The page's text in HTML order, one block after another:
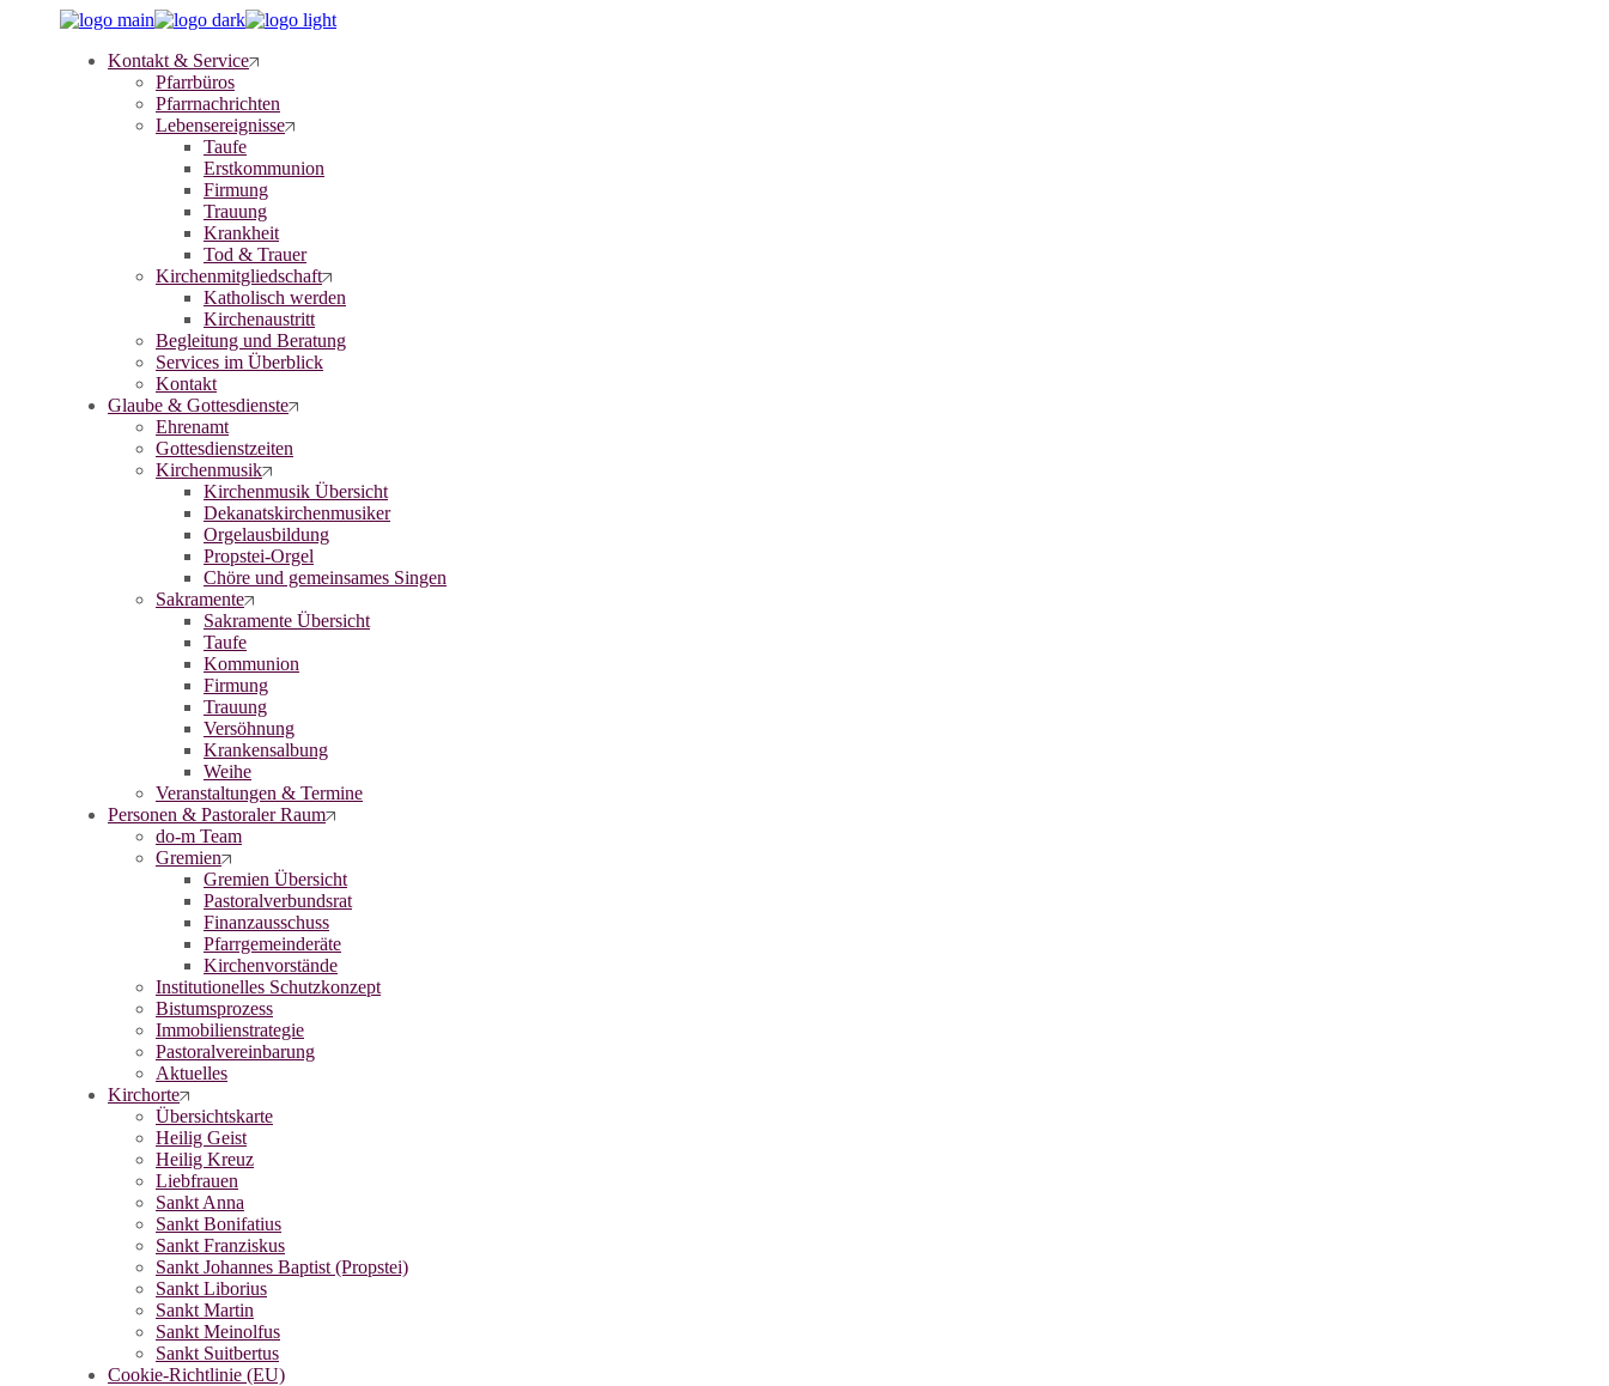
Kontakt & Service
Pfarrbüros
Pfarrnachrichten
Lebensereignisse
Taufe
Erstkommunion
Firmung
Trauung
Krankheit
Tod & Trauer
Kirchenmitgliedschaft
Katholisch werden
Kirchenaustritt
Begleitung und Beratung
Services im Überblick
Kontakt
Glaube & Gottesdienste
Ehrenamt
Gottesdienstzeiten
Kirchenmusik
Kirchenmusik Übersicht
Dekanatskirchenmusiker
Orgelausbildung
Propstei-Orgel
Chöre und gemeinsames Singen
Sakramente
Sakramente Übersicht
Taufe
Kommunion
Firmung
Trauung
Versöhnung
Krankensalbung
Weihe
Veranstaltungen & Termine
Personen & Pastoraler Raum
do-m Team
Gremien
Gremien Übersicht
Pastoralverbundsrat
Finanzausschuss
Pfarrgemeinderäte
Kirchenvorstände
Institutionelles Schutzkonzept
Bistumsprozess
Immobilienstrategie
Pastoralvereinbarung
Aktuelles
Kirchorte
Übersichtskarte
Heilig Geist
Heilig Kreuz
Liebfrauen
Sankt Anna
Sankt Bonifatius
Sankt Franziskus
Sankt Johannes Baptist (Propstei)
Sankt Liborius
Sankt Martin
Sankt Meinolfus
Sankt Suitbertus
Cookie-Richtlinie (EU)